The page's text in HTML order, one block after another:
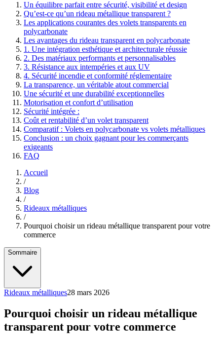
Un équilibre parfait entre sécurité, visibilité et design
Qu’est-ce qu’un rideau métallique transparent ?
Les applications courantes des volets transparents en
polycarbonate
Les avantages du rideau transparent en polycarbonate
1. Une intégration esthétique et architecturale réussie
2. Des matériaux performants et personnalisables
3. Résistance aux intempéries et aux UV
4. Sécurité incendie et conformité réglementaire
La transparence, un véritable atout commercial
Une sécurité et une durabilité exceptionnelles
Motorisation et confort d’utilisation
Sécurité intégrée :
Coût et rentabilité d’un volet transparent
Comparatif : Volets en polycarbonate vs volets métalliques
Conclusion : un choix gagnant pour les commerçants
exigeants
FAQ
Accueil
/
Blog
/
Rideaux métalliques
/
Pourquoi choisir un rideau métallique transparent pour votre
commerce
Sommaire
Rideaux métalliques28 mars 2026
Pourquoi choisir un rideau métallique
transparent pour votre commerce